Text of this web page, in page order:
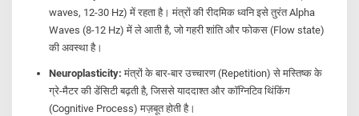
waves, 12-30 Hz) में रहता है। मंत्रों की रीदमिक ध्वनि इसे तुरंत Alpha
Waves (8-12 Hz) में ले आती है, जो गहरी शांति और फोकस (Flow state)
की अवस्था है।
Neuroplasticity: मंत्रों के बार-बार उच्चारण (Repetition) से मस्तिष्क के
ग्रे-मैटर की डेंसिटी बढ़ती है, जिससे याददाश्त और कॉग्निटिव थिंकिंग
(Cognitive Process) मज़बूत होती है।